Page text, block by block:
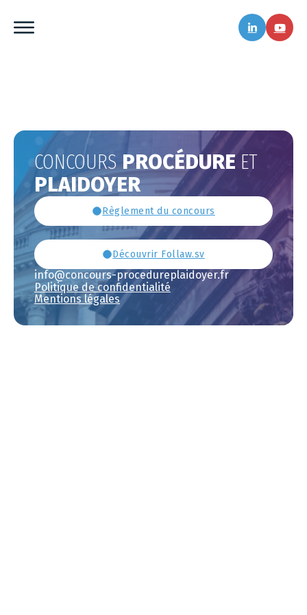
CONCOURSPROCÉDUREET
PLAIDOYER
Règlement du concours
Découvrir Follaw.sv
info@concours-procedureplaidoyer.fr
Politique de confidentialité
Mentions légales